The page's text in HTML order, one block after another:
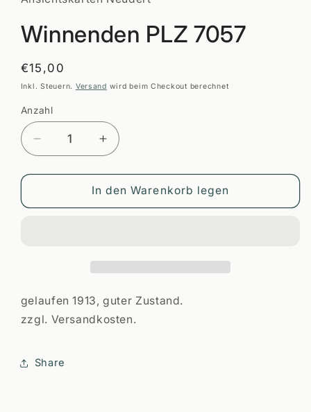
öffnen
Winnenden PLZ 7057
Normaler
Preis
€15,00
Inkl. Steuern. Versand wird beim Checkout berechnet
Anzahl
Anzahl
Verringere
die
Menge
Winnenden
Erhöhe
die
Menge
für
Winnenden
In den Warenkorb legen
gelaufen 1913, guter Zustand.
zzgl. Versandkosten.
Share